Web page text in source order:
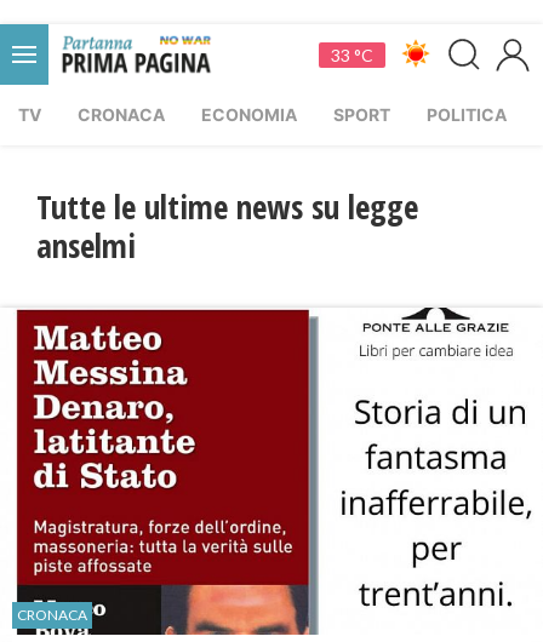
33 °C
TV CRONACA ECONOMIA SPORT POLITICA
Tutte le ultime news su legge
anselmi
CRONACA